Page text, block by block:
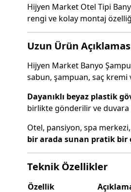
Hijyen Market Otel Tipi
rengi ve kolay montaj
Uzun Ürün
Hijyen Market Banyo
sabun, şampuan, saç kremi
Dayanıklı beyaz plastik
birlikte gönderilir ve
Otel, pansiyon, spa
bir arada sunan pratik bir
Teknik Özellikler
Özellik